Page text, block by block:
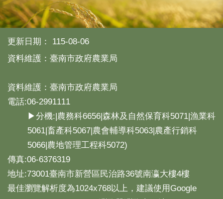
更新日期：
115-08-06
資料維護：臺南市政府農業局
資料維護：臺南市政府農業局
電話:06-2991111
▶分機:|農務科6656|森林及自然保育科5071|漁業科
5061|畜產科5067|農會輔導科5063|農產行銷科
5066|農地管理工程科5072)
傳真:06-6376319
地址:73001臺南市新營區民治路36號南瀛大樓4樓
最佳瀏覽解析度為1024x768以上，建議使用Google